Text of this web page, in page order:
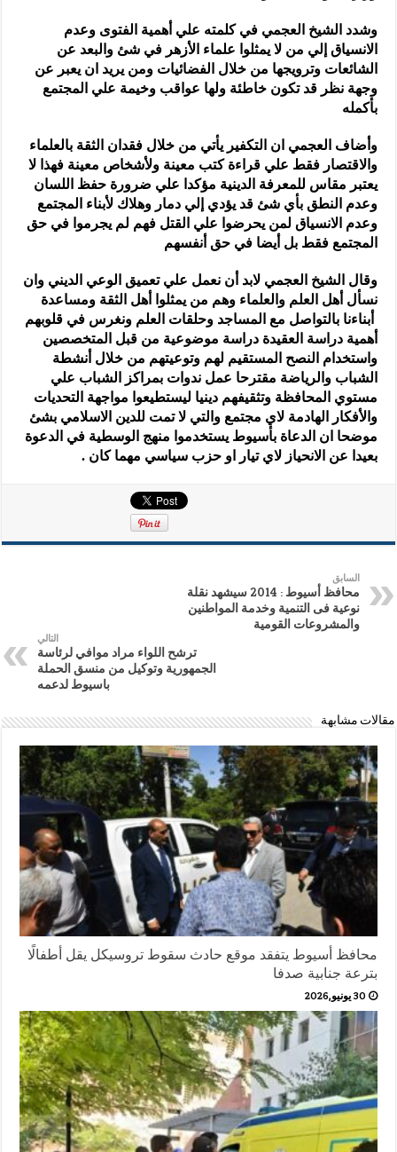
وشدد الشيخ العجمي في كلمته علي أهمية الفتوى وعدم
الانسياق إلي من لا يمثلوا علماء الأزهر في شئ والبعد عن
الشائعات وترويجها من خلال الفضائيات ومن يريد ان يعبر عن
وجهة نظر قد تكون خاطئة ولها عواقب وخيمة علي المجتمع
بأكمله
وأضاف العجمي ان التكفير يأتي من خلال فقدان الثقة بالعلماء
والاقتصار فقط علي قراءة كتب معينة ولأشخاص معينة فهذا لا
يعتبر مقاس للمعرفة الدينية مؤكدا علي ضرورة حفظ اللسان
وعدم النطق بأي شئ قد يؤدي إلي دمار وهلاك لأبناء المجتمع
وعدم الانسياق لمن يحرضوا علي القتل فهم لم يجرموا في حق
المجتمع فقط بل أيضا في حق أنفسهم
وقال الشيخ العجمي لابد أن نعمل علي تعميق الوعي الديني وان
نسأل أهل العلم والعلماء وهم من يمثلوا أهل الثقة ومساعدة
أبناءنا بالتواصل مع المساجد وحلقات العلم ونغرس في قلوبهم
أهمية دراسة العقيدة دراسة موضوعية من قبل المتخصصين
واستخدام النصح المستقيم لهم وتوعيتهم من خلال أنشطة
الشباب والرياضة مقترحا عمل ندوات بمراكز الشباب علي
مستوي المحافظة وتثقيفهم دينيا ليستطيعوا مواجهة التحديات
والأفكار الهادمة لاي مجتمع والتي لا تمت للدين الاسلامي بشئ
موضحا ان الدعاة بأسيوط يستخدموا منهج الوسطية في الدعوة
بعيدا عن الانحياز لاي تيار او حزب سياسي مهما كان .
السابق
محافظ أسيوط : 2014 سيشهد نقلة
نوعية فى التنمية وخدمة المواطنين
والمشروعات القومية
التالي
ترشح اللواء مراد موافي لرئاسة
الجمهورية وتوكيل من منسق الحملة
باسيوط لدعمه
مقالات مشابهة
محافظ أسيوط يتفقد موقع حادث سقوط تروسيكل يقل أطفالًا
بترعة جنابية صدفا
30 يونيو,2026